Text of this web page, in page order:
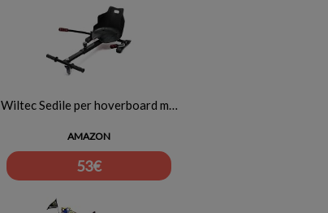
Wiltec Sedile per hoverboard m…
AMAZON
53€